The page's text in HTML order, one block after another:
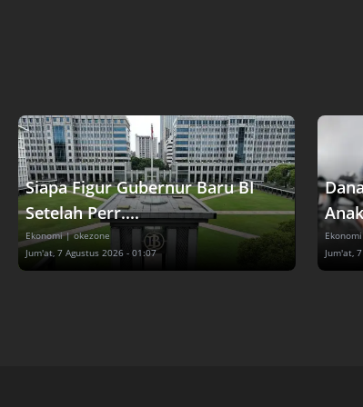
Siapa Figur Gubernur Baru BI
Setelah Perr....
Ekonomi | okezone
Jum'at, 7 Agustus 2026 - 01:07
Ekonomi
Jum'at,